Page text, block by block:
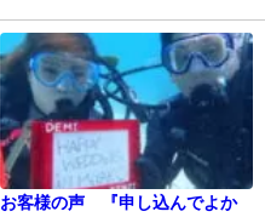
お客様の声 『申し込んでよか